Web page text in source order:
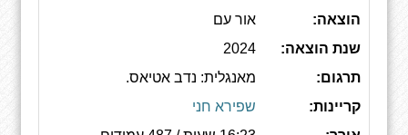
הוצאה:
אור עם
שנת הוצאה:
2024
תרגום:
מאנגלית: נדב אטיאס.
קריינות:
שפירא חני